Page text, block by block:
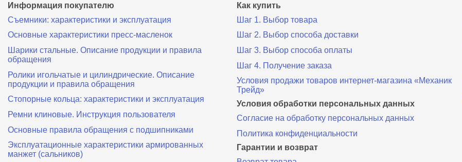
Информация покупателю
Съемники: характеристики и эксплуатация
Основные характеристики пресс‑масленок
Шарики стальные. Описание продукции и правила
обращения
Ролики игольчатые и цилиндрические. Описание
продукции и правила обращения
Стопорные кольца: характеристики и эксплуатация
Ремни клиновые. Инструкция пользователя
Основные правила обращения с подшипниками
Эксплуатационные характеристики армированных
манжет (сальников)
Как купить
Шаг 1. Выбор товара
Шаг 2. Выбор способа доставки
Шаг 3. Выбор способа оплаты
Шаг 4. Получение заказа
Условия продажи товаров интернет-магазина «Механик
Трейд»
Условия обработки персональных данных
Согласие на обработку персональных данных
Политика конфиденциальности
Гарантии и возврат